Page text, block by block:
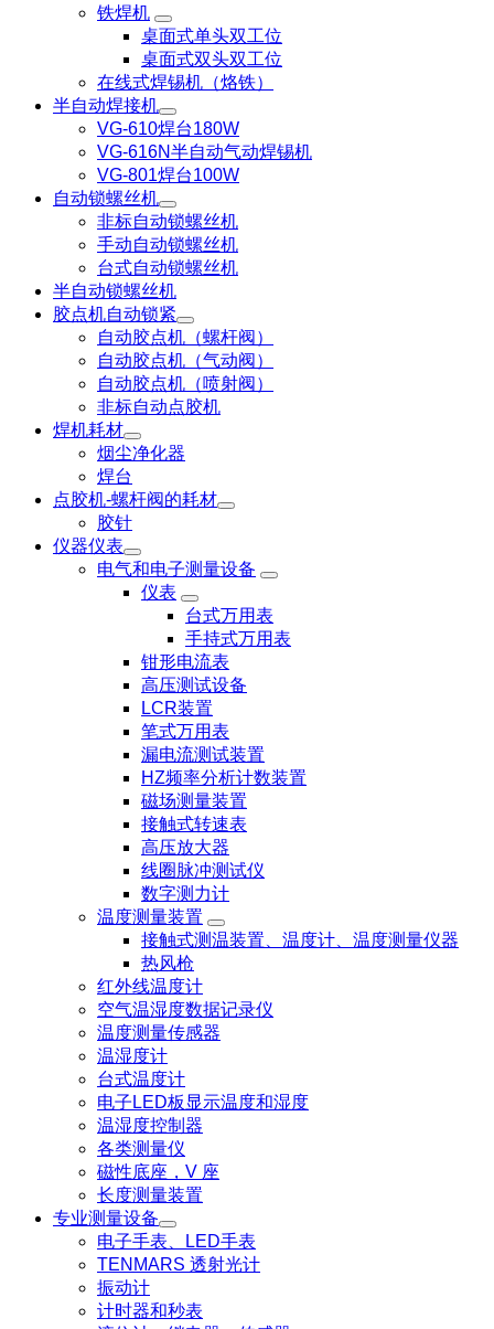
铁焊机
桌面式单头双工位
桌面式双头双工位
在线式焊锡机（烙铁）
半自动焊接机
VG-610焊台180W
VG-616N半自动气动焊锡机
VG-801焊台100W
自动锁螺丝机
非标自动锁螺丝机
手动自动锁螺丝机
台式自动锁螺丝机
半自动锁螺丝机
胶点机自动锁紧
自动胶点机（螺杆阀）
自动胶点机（气动阀）
自动胶点机（喷射阀）
非标自动点胶机
焊机耗材
烟尘净化器
焊台
点胶机-螺杆阀的耗材
胶针
仪器仪表
电气和电子测量设备
仪表
台式万用表
手持式万用表
钳形电流表
高压测试设备
LCR装置
笔式万用表
漏电流测试装置
HZ频率分析计数装置
磁场测量装置
接触式转速表
高压放大器
线圈脉冲测试仪
数字测力计
温度测量装置
接触式测温装置、温度计、温度测量仪器
热风枪
红外线温度计
空气温湿度数据记录仪
温度测量传感器
温湿度计
台式温度计
电子LED板显示温度和湿度
温湿度控制器
各类测量仪
磁性底座，V 座
长度测量装置
专业测量设备
电子手表、LED手表
TENMARS 透射光计
振动计
计时器和秒表